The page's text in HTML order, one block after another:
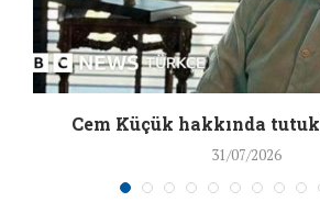
Cem Küçük hakkında
31/07/2026